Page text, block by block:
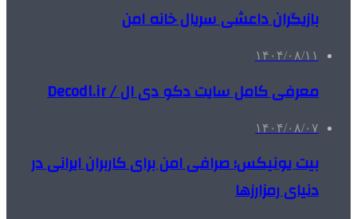
بازیگران داعشی سریال خانه امن
۱۴۰۴/۰۸/۱۱
معرفی کامل سایت دکو دی ال / Decodl.ir
۱۴۰۴/۰۸/۰۷
بیت یونیکس؛ صرافی امن برای کاربران ایرانی در
دنیای رمزارزها